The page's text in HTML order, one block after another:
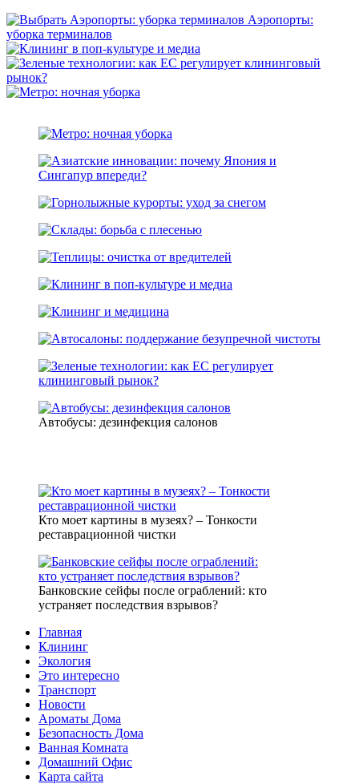
Автобусы: дезинфекция салонов
Кто моет картины в музеях? – Тонкости
реставрационной чистки
Банковские сейфы после ограблений: кто
устраняет последствия взрывов?
Главная
Клининг
Экология
Это интересно
Транспорт
Новости
Ароматы Дома
Безопасность Дома
Ванная Комната
Домашний Офис
Карта сайта